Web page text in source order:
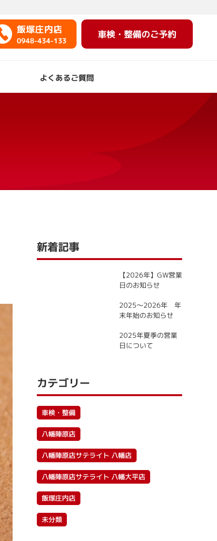
車検・整備のご予約
よくあるご質問
新着記事
【2026年】GW営業
日のお知らせ
2025～2026年 年
末年始のお知らせ
2025年夏季の営業
日について
カテゴリー
車検・整備
八幡陣原店
八幡陣原店サテライト 八幡店
八幡陣原店サテライト 八幡大平店
飯塚庄内店
未分類